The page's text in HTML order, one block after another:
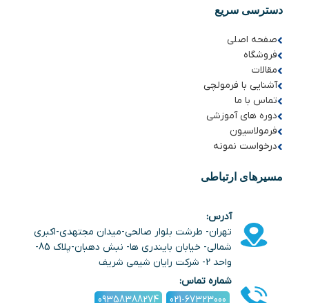
دسترسی سریع
صفحه اصلی
فروشگاه
مقالات
آشنایی با فرمولچی
تماس با ما
دوره های آموزشی
فرمولاسیون
درخواست نمونه
مسیرهای ارتباطی
آدرس:
تهران- طرشت بلوار صالحی-میدان مجتهدی-اکبری
شمالی- خیابان بایندری ها- نبش دهبان-پلاک 85-
واحد 2- شرکت رایان شیمی شریف
شماره تماس:
021-67323000
09358388274